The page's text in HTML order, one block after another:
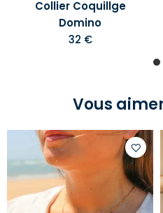
Collier Coquillge
Domino
32 €
Vous
Ajouter
à
votre